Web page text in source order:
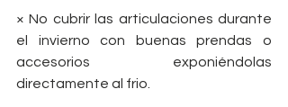
× No cubrir las articulaciones durante
el invierno con buenas prendas o
accesorios exponiéndolas
directamente al frio.